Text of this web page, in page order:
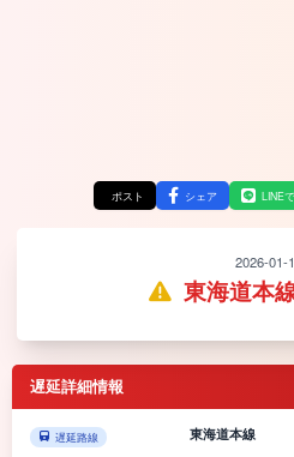
ポスト シェア LINE
2026-01-
東海道本
遅延詳細情報
遅延路線 東海道本線